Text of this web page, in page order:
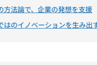
方法論で、企業の発想を支援
はのイノベーションを生み出